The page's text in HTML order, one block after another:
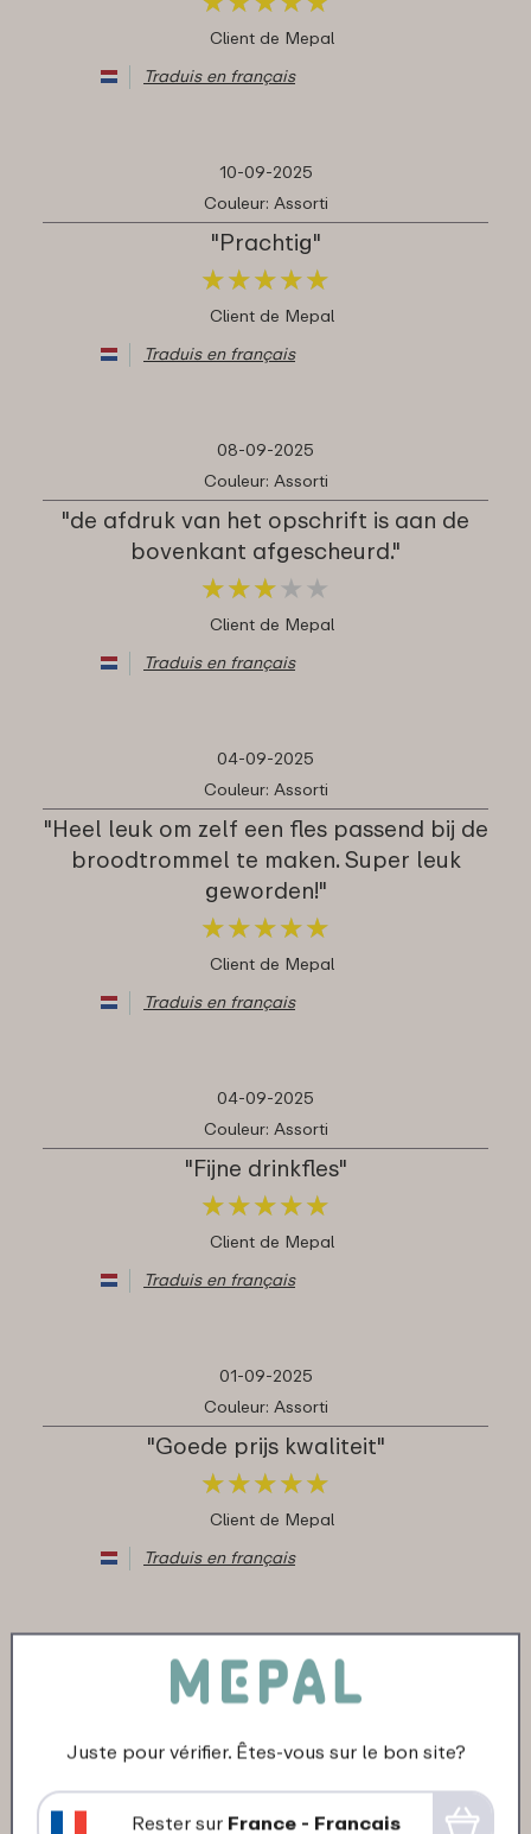
Client de Mepal
Traduis en français
10-09-2025
Couleur: Assorti
"Prachtig"
★★★★★
★★★★★
Client de Mepal
Traduis en français
08-09-2025
Couleur: Assorti
"de afdruk van het opschrift is aan de
bovenkant afgescheurd."
★★★ ★ ★
★★★ ★ ★
Client de Mepal
Traduis en français
04-09-2025
Couleur: Assorti
"Heel leuk om zelf een fles passend bij de
broodtrommel te maken. Super leuk
geworden!"
★★★★★
★★★★★
Client de Mepal
Traduis en français
04-09-2025
Couleur: Assorti
"Fijne drinkfles"
★★★★★
★★★★★
Client de Mepal
Traduis en français
01-09-2025
Couleur: Assorti
"Goede prijs kwaliteit"
★★★★★
★★★★★
Client de Mepal
Traduis en français
Couleur: Fairy wonders
★★★★★
★★★★★
Client de Mepal
Juste pour vérifier. Êtes-vous sur le bon site?
Rester sur France - Francais